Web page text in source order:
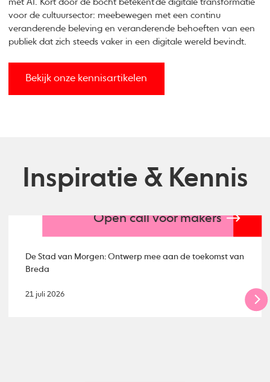
met AI. Kort door de bocht betekent de digitale transformatie
voor de cultuursector: meebewegen met een continu
veranderende beleving en veranderende behoeften van een
publiek dat zich steeds vaker in een digitale wereld bevindt.
Bekijk onze kennisartikelen
Inspiratie & Kennis
Open call voor makers
De Stad van Morgen: Ontwerp mee aan de toekomst van
Breda
21 juli 2026